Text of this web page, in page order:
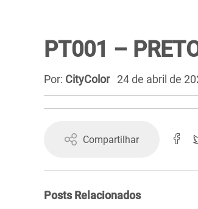
PT001 –
Por: CityColor 24 de abril de
Compartilhar
Posts Relacionados